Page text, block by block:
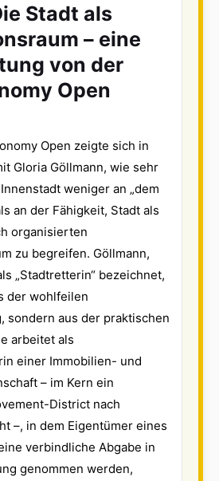
Stadt als
– eine
von der
Open
Open zeigte sich in
Gloria Göllmann, wie sehr
weniger an „dem
an der Fähigkeit, Stadt als
organisierten
zu begreifen. Göllmann,
„Stadtretterin“ bezeichnet,
der wohlfeilen
sondern aus der praktischen
arbeitet als
einer Immobilien- und
– im Kern ein
District nach
–, in dem Eigentümer eines
verbindliche Abgabe in
genommen werden,